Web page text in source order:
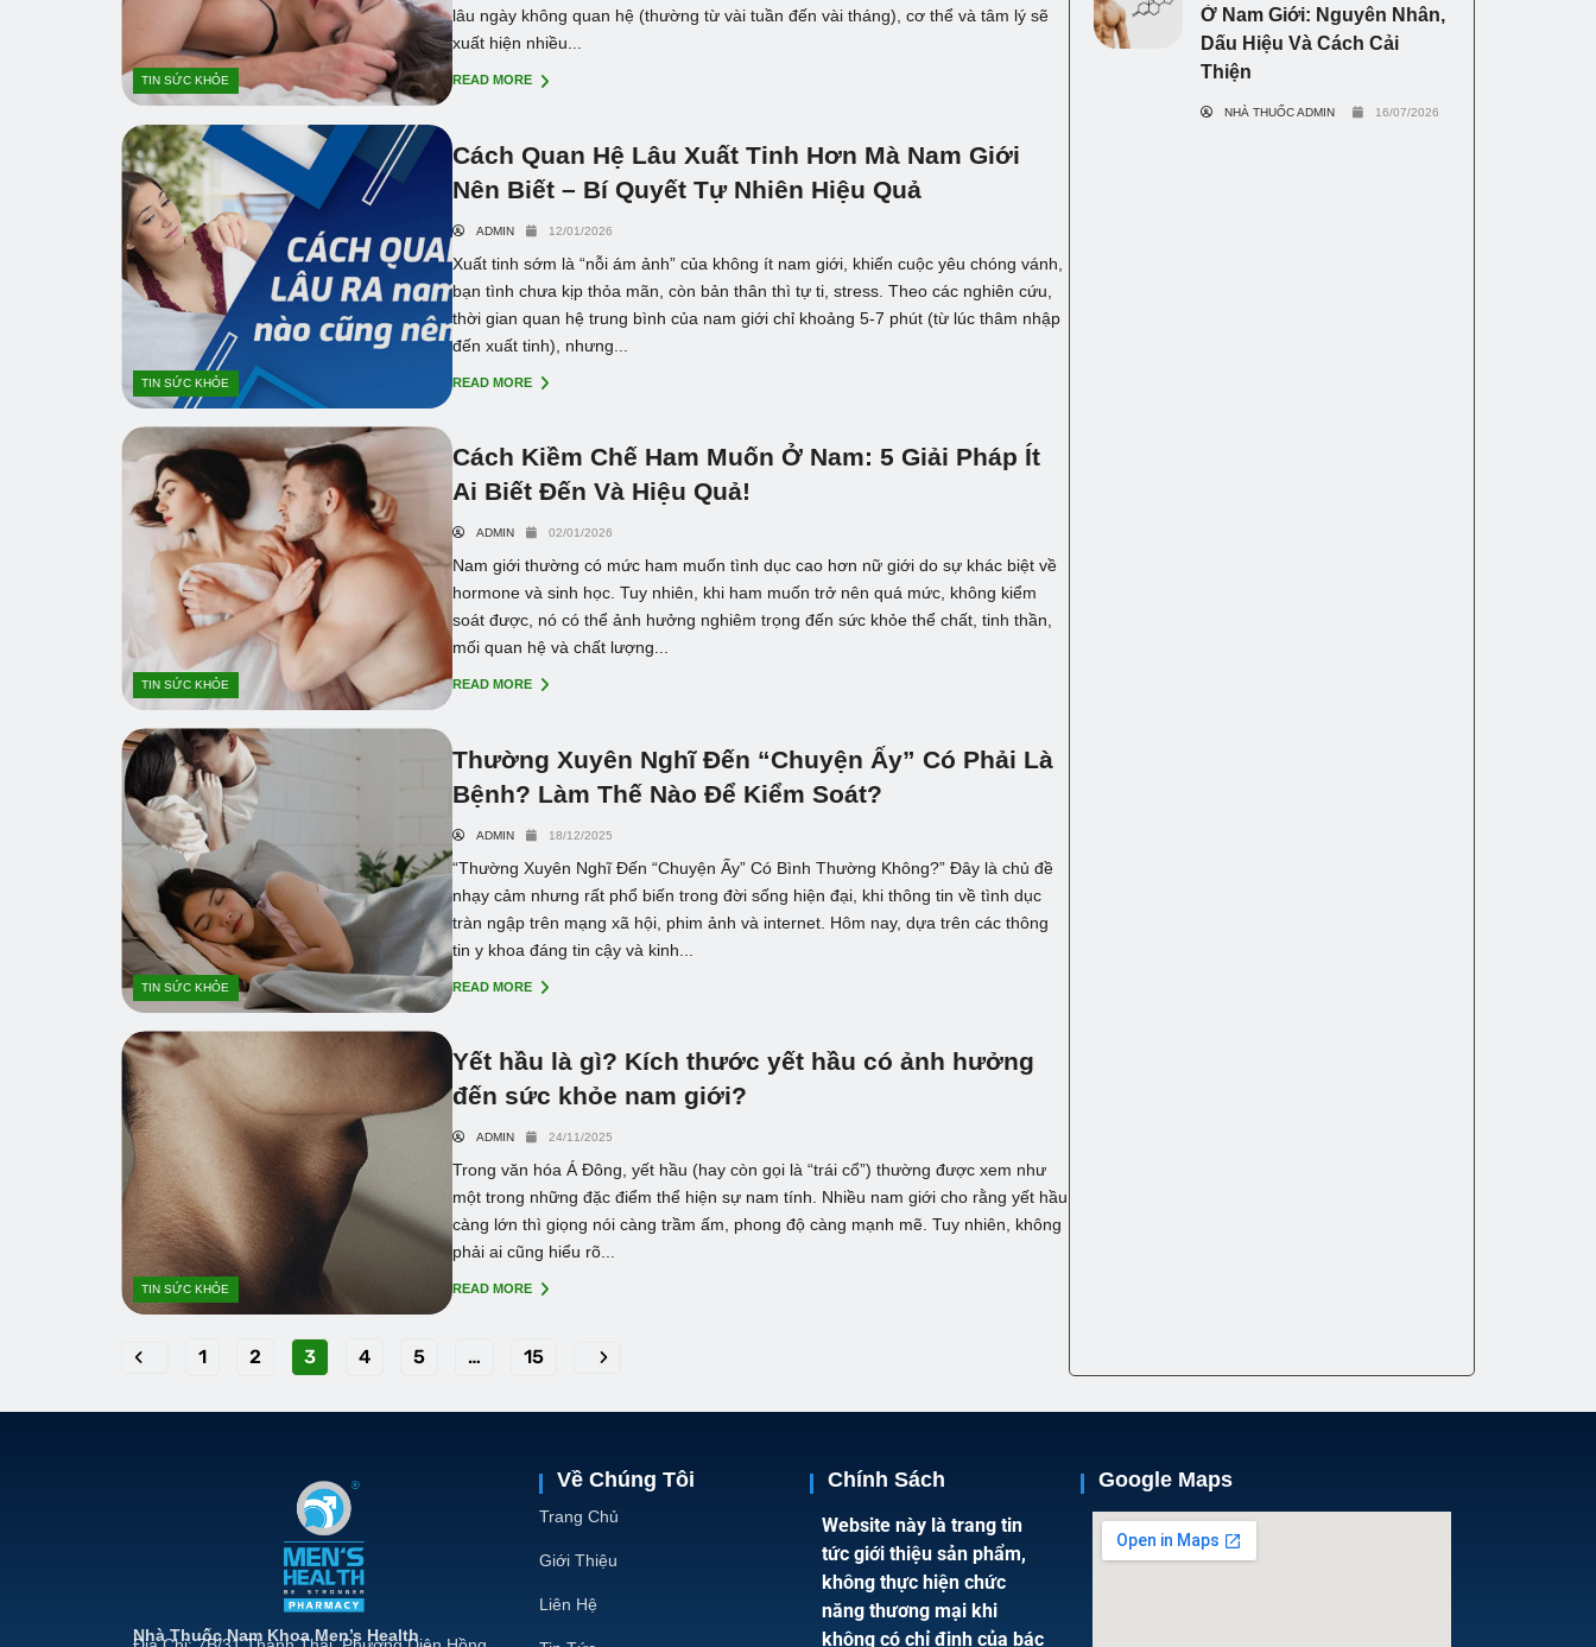
TIN SỨC KHỎE
lâu ngày không quan hệ (thường từ vài tuần đến vài tháng), cơ thể và tâm lý sẽ
xuất hiện nhiều...
READ MORE
TIN SỨC KHỎE
Cách Quan Hệ Lâu Xuất Tinh Hơn Mà Nam Giới
Nên Biết – Bí Quyết Tự Nhiên Hiệu Quả
ADMIN 12/01/2026
Xuất tinh sớm là “nỗi ám ảnh” của không ít nam giới, khiến cuộc yêu chóng vánh,
bạn tình chưa kịp thỏa mãn, còn bản thân thì tự ti, stress. Theo các nghiên cứu,
thời gian quan hệ trung bình của nam giới chỉ khoảng 5-7 phút (từ lúc thâm nhập
đến xuất tinh), nhưng...
READ MORE
TIN SỨC KHỎE
Cách Kiềm Chế Ham Muốn Ở Nam: 5 Giải Pháp Ít
Ai Biết Đến Và Hiệu Quả!
ADMIN 02/01/2026
Nam giới thường có mức ham muốn tình dục cao hơn nữ giới do sự khác biệt về
hormone và sinh học. Tuy nhiên, khi ham muốn trở nên quá mức, không kiểm
soát được, nó có thể ảnh hưởng nghiêm trọng đến sức khỏe thể chất, tinh thần,
mối quan hệ và chất lượng...
READ MORE
TIN SỨC KHỎE
Thường Xuyên Nghĩ Đến “Chuyện Ấy” Có Phải Là
Bệnh? Làm Thế Nào Để Kiểm Soát?
ADMIN 18/12/2025
“Thường Xuyên Nghĩ Đến “Chuyện Ấy” Có Bình Thường Không?” Đây là chủ đề
nhạy cảm nhưng rất phổ biến trong đời sống hiện đại, khi thông tin về tình dục
tràn ngập trên mạng xã hội, phim ảnh và internet. Hôm nay, dựa trên các thông
tin y khoa đáng tin cậy và kinh...
READ MORE
TIN SỨC KHỎE
Yết hầu là gì? Kích thước yết hầu có ảnh hưởng
đến sức khỏe nam giới?
ADMIN 24/11/2025
Trong văn hóa Á Đông, yết hầu (hay còn gọi là “trái cổ”) thường được xem như
một trong những đặc điểm thể hiện sự nam tính. Nhiều nam giới cho rằng yết hầu
càng lớn thì giọng nói càng trầm ấm, phong độ càng mạnh mẽ. Tuy nhiên, không
phải ai cũng hiểu rõ...
READ MORE
1 2 3 4 5 … 15
Ở Nam Giới: Nguyên Nhân,
Dấu Hiệu Và Cách Cải
Thiện
NHÀ THUỐC ADMIN 16/07/2026
Nhà Thuốc Nam Khoa Men’s Health
Về Chúng Tôi
Trang Chủ
Giới Thiệu
Liên Hệ
Chính Sách
Website này là trang tin
tức giới thiệu sản phẩm,
không thực hiện chức
năng thương mại khi
không có chỉ định của bác
Google Maps